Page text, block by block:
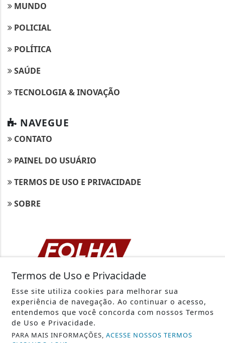
MUNDO
POLICIAL
POLÍTICA
SAÚDE
TECNOLOGIA & INOVAÇÃO
NAVEGUE
CONTATO
PAINEL DO USUÁRIO
TERMOS DE USO E PRIVACIDADE
SOBRE
3W CONTROL - TODOS OS DIREITOS RESERVADOS
Termos de Uso e Privacidade
Esse site utiliza cookies para melhorar sua
experiência de navegação. Ao continuar o acesso,
entendemos que você concorda com nossos Termos
de Uso e Privacidade.
PARA MAIS INFORMAÇÕES, ACESSE NOSSOS TERMOS